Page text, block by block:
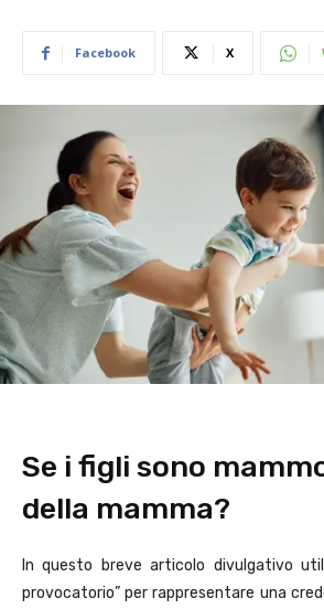
Facebook X
Se i figli sono
della mamma?
In questo breve articolo divulgativo
provocatorio” per rappresentare una